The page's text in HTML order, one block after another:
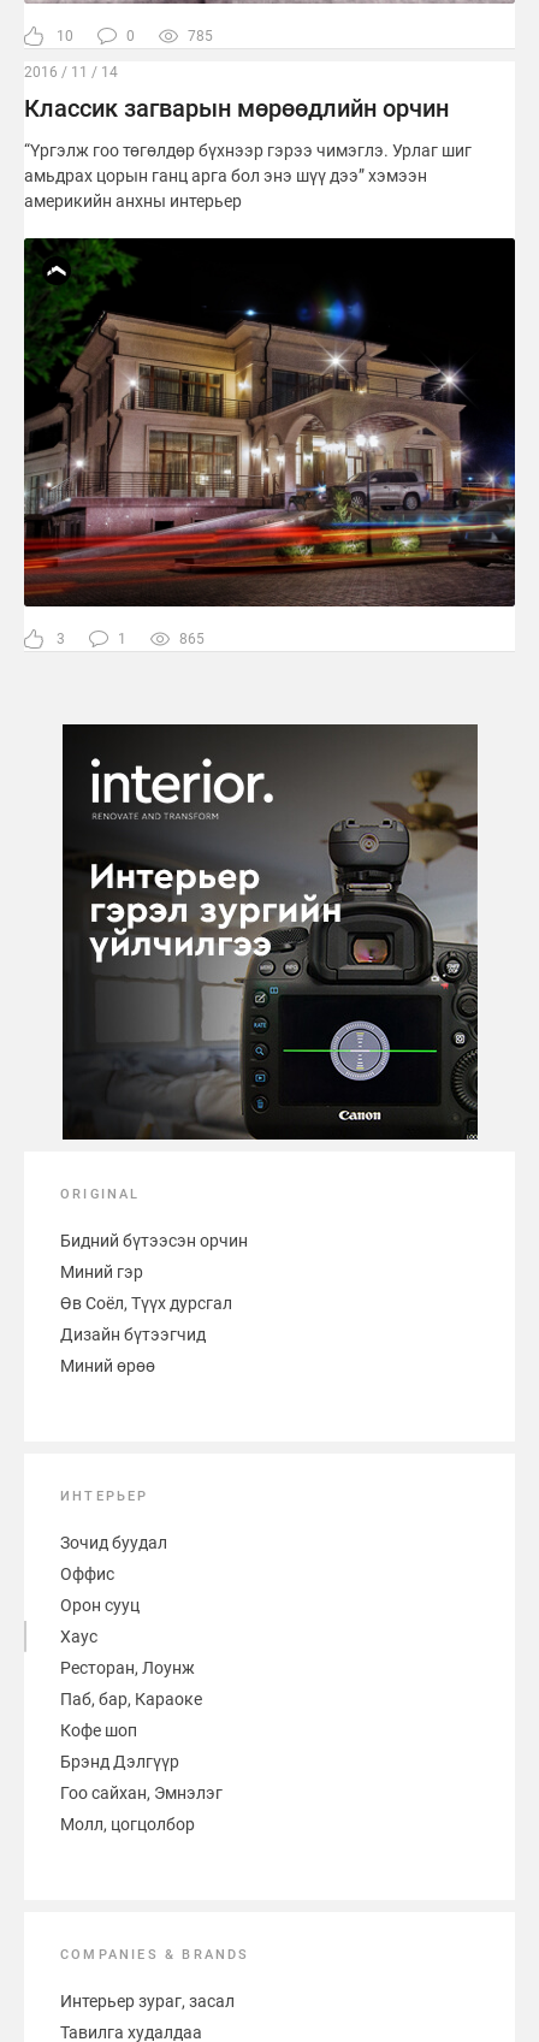
10 0 785
2016 / 11 / 14
Классик загварын мөрөөдлийн орчин
“Үргэлж гоо төгөлдөр бүхнээр гэрээ чимэглэ. Урлаг шиг
амьдрах цорын ганц арга бол энэ шүү дээ” хэмээн
америкийн анхны интерьер
3 1 865
ORIGINAL
Бидний бүтээсэн орчин
Миний гэр
Өв Соёл, Түүх дурсгал
Дизайн бүтээгчид
Миний өрөө
ИНТЕРЬЕР
Зочид буудал
Оффис
Орон сууц
Хаус
Ресторан, Лоунж
Паб, бар, Караоке
Кофе шоп
Брэнд Дэлгүүр
Гоо сайхан, Эмнэлэг
Молл, цогцолбор
COMPANIES & BRANDS
Интерьер зураг, засал
Тавилга худалдаа